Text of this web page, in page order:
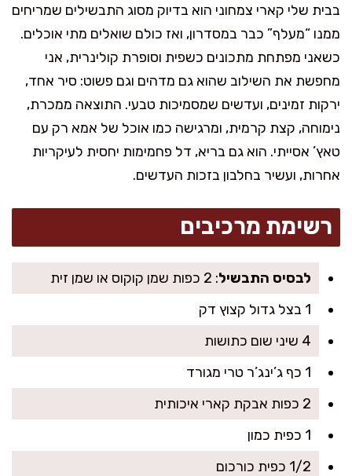
בבית שלי קארי צמחוני הוא בדיוק מסוג התבשילים שמריחים
ממנו “מעלף” כבר במסדרון, ואז כולם שואלים מתי אוכלים.
כשאני מפתחת מתכונים כשפית וסופרת קולינרית, אני
מחפשת את השילוב שהוא גם מדהים וגם פשוט: סיר אחד,
ירקות זמינים, ועדשים שמסמיכות טבעי. התוצאה ממכרת,
נימוחה, קצת קרמית, ומרגישה כמו אוכל של אמא רק עם
טאץ’ אסייתי. הוא גם בריא, דל פחמימות יחסית לעיקריות
אחרות, ועשיר בחלבון בזכות העדשים.
רשימת מרכיבים
לבסיס התבשיל: 2 כפות שמן קוקוס או שמן זית
1 בצל גדול קצוץ דק
4 שיני שום כתושות
1 כף ג’ינג’ר טרי מגורד
2 כפות אבקת קארי איכותית
1 כפית כמון
1/2 כפית כורכום